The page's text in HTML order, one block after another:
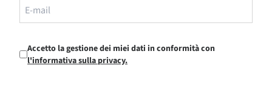
Accetto la gestione dei miei dati in conformità con
l'informativa sulla privacy.